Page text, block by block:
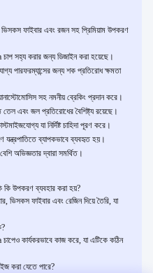
ফাইবার এবং রজন সহ প্রিমিয়াম উপকরণ
সহ্য করার জন্য ডিজাইন করা হয়েছে।
পারফরম্যান্সের জন্য শক প্রতিরোধ ক্ষমতা
সহ নমনীয় ব্রেকিং প্রদান করে।
তেল এবং জল প্রতিরোধের বৈশিষ্ট্য রয়েছে।
যা নির্দিষ্ট চাহিদা পূরণ করে।
যন্ত্রপাতিতে ব্যাপকভাবে ব্যবহৃত হয়।
অভিজ্ঞতার দ্বারা সমর্থিত।
কি উপকরণ ব্যবহার করা হয়?
ভিসকস ফাইবার এবং রেজিন দিয়ে তৈরি, যা
কার্যকরভাবে কাজ করে, যা এটিকে কঠিন
করা যেতে পারে?